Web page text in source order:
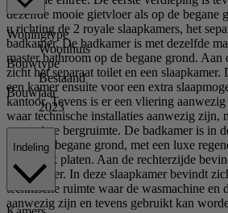
dezelfde mooie gietvloer als op de begane
u richting de 2 royale slaapkamers, het
badkamer. De badkamer is met dezelfde
master bathroom op de begane grond.
zicht het separaat toilet en een slaapkamer.
een kamer ensuite voor een extra
kantoor. Tevens is er een vliering
waar technische installaties aanwezig zijn,
zeer ruime bergruimte. De badkamer is in
als op de begane grond, met een luxe
boekwerk platen. Aan de rechterzijde
slaapkamer. In deze slaapkamer bevindt
technische ruimte waar de wasmachine en
aanwezig zijn en tevens gebruikt kan
Woningtype
Woonhuis
Bouwtype
Bestaand
Bouwjaar
2023
Indeling